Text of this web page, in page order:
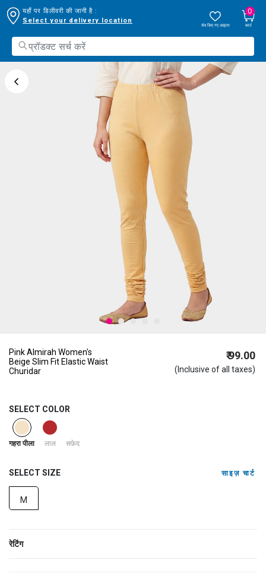
यहाँ पर डिलीवरी की जानी है :
Select your delivery location
सेव किए गए आइटम
0
कार्ट
Pink Almirah Women's
Beige Slim Fit Elastic Waist
Churidar
₹ 99.00
(Inclusive of all taxes)
SELECT COLOR
selected
गहरा पीला लाल सफ़ेद
SELECT SIZE साइज़ चार्ट
M
रेटिंग